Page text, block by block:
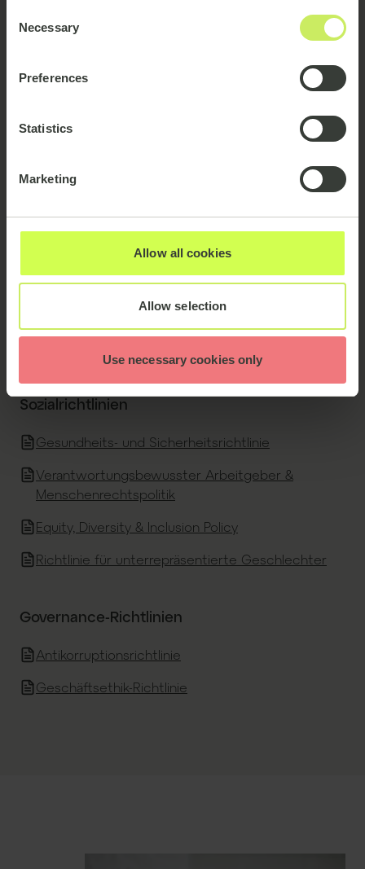
Selection
Necessary
Preferences
Statistics
Marketing
Allow all cookies
Allow selection
Use necessary cookies only
Arbeitgeber und ethischer Geschäftspartner
Kunden und Partner ist für uns von größter
Bedeutung. Daher bleibt die Priorisierung von
unserer Geschäftstätigkeit. Darüber hinaus
Arbeitskultur ein, die Vielfalt und Inklusion
wertschätzt und Chancengleichheit für alle
Personen bei emagine gewährleistet.
Umweltrichtlinien
Sozialrichtlinien
Gesundheits- und Sicherheitsrichtlinie
Verantwortungsbewusster Arbeitgeber &
Menschenrechtspolitik
Equity, Diversity & Inclusion Policy
Richtlinie für unterrepräsentierte Geschlechter
Governance-Richtlinien
Antikorruptionsrichtlinie
Geschäftsethik-Richtlinie